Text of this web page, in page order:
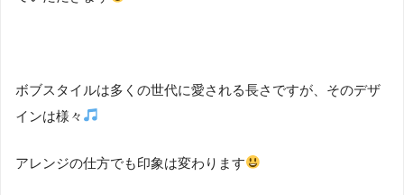
ボブスタイルは多くの世代に愛される長さですが、そのデザ
インは様々
アレンジの仕方でも印象は変わります